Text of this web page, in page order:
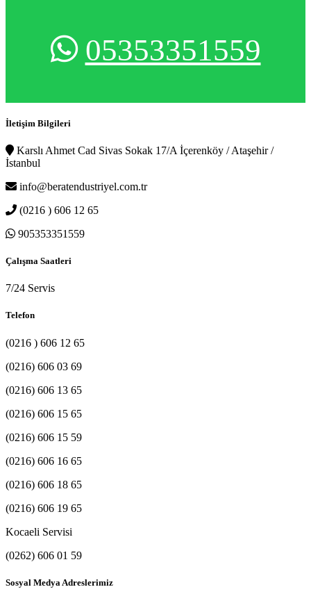
05353351559
İletişim Bilgileri
Karslı Ahmet Cad Sivas Sokak 17/A İçerenköy / Ataşehir /
İstanbul
info@beratendustriyel.com.tr
(0216 ) 606 12 65
905353351559
Çalışma Saatleri
7/24 Servis
Telefon
(0216 ) 606 12 65
(0216) 606 03 69
(0216) 606 13 65
(0216) 606 15 65
(0216) 606 15 59
(0216) 606 16 65
(0216) 606 18 65
(0216) 606 19 65
Kocaeli Servisi
(0262) 606 01 59
Sosyal Medya Adreslerimiz